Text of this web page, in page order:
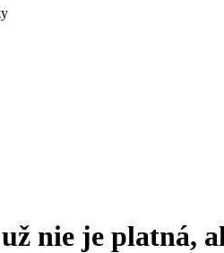
nie je platná,